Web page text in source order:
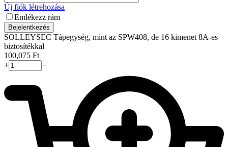
Új fiók létrehozása
Emlékezz rám
Bejelentkezés
SOLLEYSEC Tápegység, mint az SPW408, de 16 kimenet 8A-es
biztosítékkal
100,075 Ft
+
−